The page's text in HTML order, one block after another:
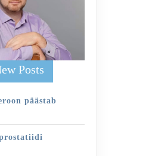
Posts
päästab